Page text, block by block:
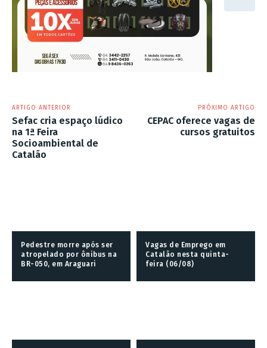
ARTIGO ANTERIOR
Sefac cria espaço lúdico
na 1ª Feira
Socioambiental de
Catalão
PRÓXIMO ARTIGO
CEPAC oferece vagas de
cursos gratuitos
Pedestre morre após ser
atropelado por ônibus na
BR-050, em Araguari
Vagas de Emprego em
Catalão nesta quinta-
feira (06/08)